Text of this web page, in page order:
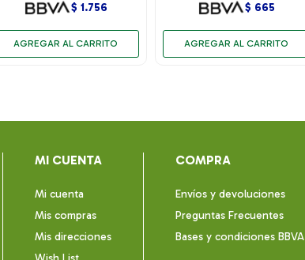
$ 1.756 $ 665
MI CUENTA
Mi cuenta
Mis compras
Mis direcciones
COMPRA
Envíos y devoluciones
Preguntas Frecuentes
Bases y condiciones BBVA